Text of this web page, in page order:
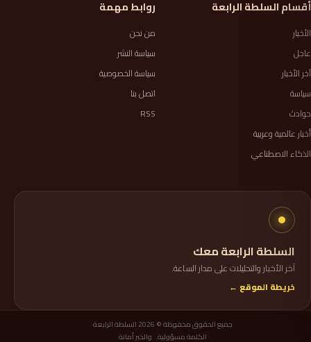
أقسام السلطة الرابعة
الأخبار
عاجل
آخر الأخبار
سياسة
حوادث
أخبار عالمية وعربية
الذكاء الاصطناعي
روابط مهمة
من نحن
سياسة النشر
سياسة الخصوصية
اتصل بنا
RSS
السلطة الرابعة معك
آخر الأخبار والتحليلات على مدار الساعة.
خريطة الموقع ←
جميع الحقوق محفوظة © 2026 السلطة الرابعة
الكلمة مسؤولية.. والخبر أمانة